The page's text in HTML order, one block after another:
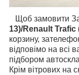
Щоб замовити
13)/Renault Trafic
корзину,
відповімо на всі
підбором
Крім вітрових на